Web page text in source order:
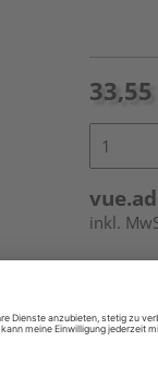
33,55
inkl.